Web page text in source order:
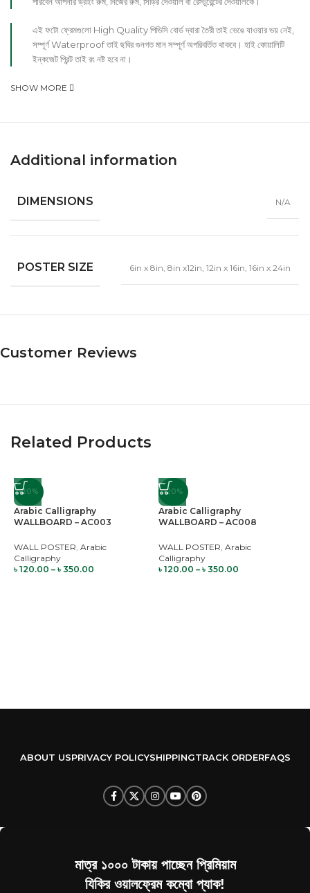
এই ফটো ফ্রেমগুলো High Quality পিভিসি বোর্ড দ্বারা তৈরী তাই ভেঙে যাওয়ার ভয় নেই,
সম্পূর্ণ Waterproof তাই ছবির গুনগত মান সম্পূর্ণ অপরিবর্তিত থাকবে। হাই কোয়ালিটি
ইন্কজেট প্রিন্ট তাই রং নষ্ট হবে না।
SHOW MORE
Additional information
DIMENSIONS N/A
POSTER SIZE 6in x 8in 8in x12in 12in x 16in 16in x 24in
Customer Reviews
Related Products
-20%
Arabic Calligraphy
WALLBOARD – AC003
WALL POSTER, Arabic
Calligraphy
৳ 120.00 – ৳ 350.00
-20%
Arabic Calligraphy
WALLBOARD – AC008
WALL POSTER, Arabic
Calligraphy
৳ 120.00 – ৳ 350.00
ABOUT USPRIVACY POLICYSHIPPINGTRACK ORDERFAQS
মাত্র ১০০০ টাকায় পাচ্ছেন প্রিমিয়াম
যিকির ওয়ালফ্রেম কম্বো প্যাক!